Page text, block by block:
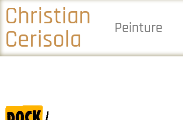
Christian
Cerisola Peinture